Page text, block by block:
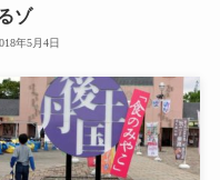
ゾ
年5月4日